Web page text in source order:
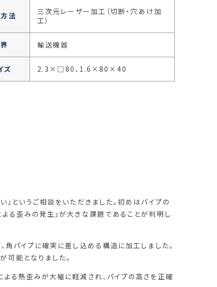
法
三次元レーザー加工（切断・穴あけ加
工）
輸送機器
ズ 2.3×□80、1.6×80×40
というご相談をいただきました。初めはパイプの
る歪みの発生」が大きな課題であることが判明し
パイプに確実に差し込める構造に加工しました。
可能となりました。
る熱歪みが大幅に軽減され、パイプの高さを正確